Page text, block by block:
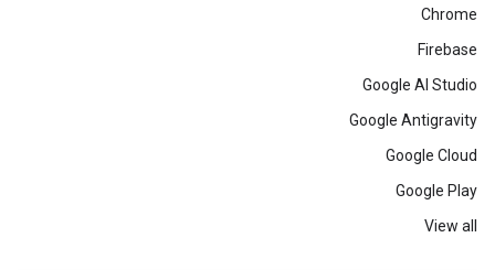
Chrome
Firebase
Google AI Studio
Google Antigravity
Google Cloud
Google Play
View all